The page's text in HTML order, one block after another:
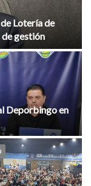
Lotería de
de gestión
Deporbingo en